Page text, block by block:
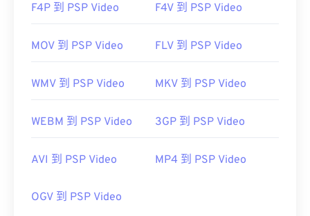
F4P 到 PSP Video F4V 到 PSP Video
MOV 到 PSP Video FLV 到 PSP Video
WMV 到 PSP Video MKV 到 PSP Video
WEBM 到 PSP Video 3GP 到 PSP Video
AVI 到 PSP Video MP4 到 PSP Video
OGV 到 PSP Video